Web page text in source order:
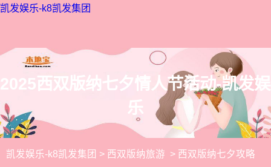
凯发娱乐-k8凯发集团
2025西双版纳七夕情人节活动-凯发娱
乐
凯发娱乐-k8凯发集团 > 西双版纳旅游 > 西双版纳七夕攻略